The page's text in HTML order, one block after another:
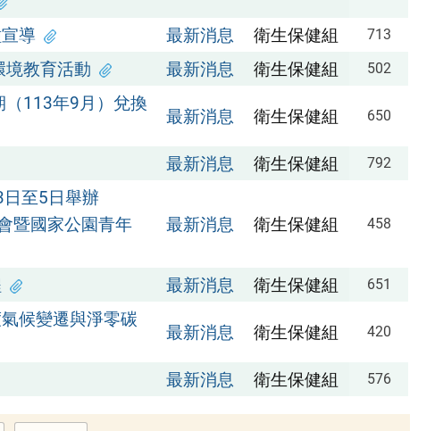
導 最新消息 衛生保健組 713
境教育活動 最新消息 衛生保健組 502
（113年9月）兌換
最新消息 衛生保健組 650
最新消息 衛生保健組 792
至5日舉辦
暨國家公園青年
最新消息 衛生保健組 458
最新消息 衛生保健組 651
候變遷與淨零碳
最新消息 衛生保健組 420
最新消息 衛生保健組 576